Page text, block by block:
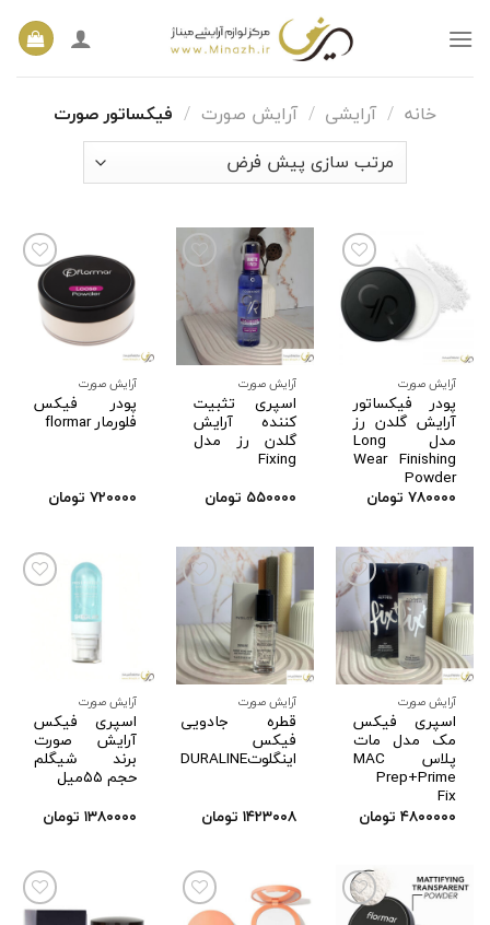
خانه / آرایشی / آرایش صورت / فیکساتور صورت
افزودن
به
آرایش صورت
پودر فیکساتور
آرایش گلدن رز
مدل Long
Wear Finishing
Powder
۷۸۰۰۰۰ تومان
افزودن
به
علاقه
مندی
آرایش صورت
اسپری تثبیت
کننده آرایش
گلدن رز مدل
Fixing
۵۵۰۰۰۰ تومان
افزودن
به
آرایش صورت
پودر فیکس
فلورمار flormar
۷۲۰۰۰۰ تومان
افزودن
به
علاقه
مندی
آرایش صورت
اسپری فیکس
مک مدل مات
پلاس MAC
Prep+Prime
Fix
۴۸۰۰۰۰۰ تومان
افزودن
به
علاقه
مندی
آرایش صورت
قطره جادویی
فیکس
اینگلوتDURALINE
۱۴۲۳۰۰۸ تومان
آرایش صورت
اسپری فیکس
آرایش صورت
برند شیگلم
حجم ۵۵میل
۱۳۸۰۰۰۰ تومان